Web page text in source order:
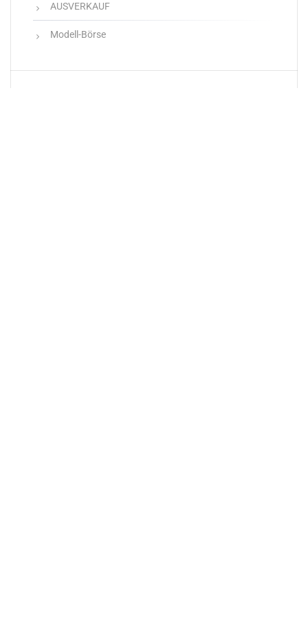
AUSVERKAUF
Modell-Börse